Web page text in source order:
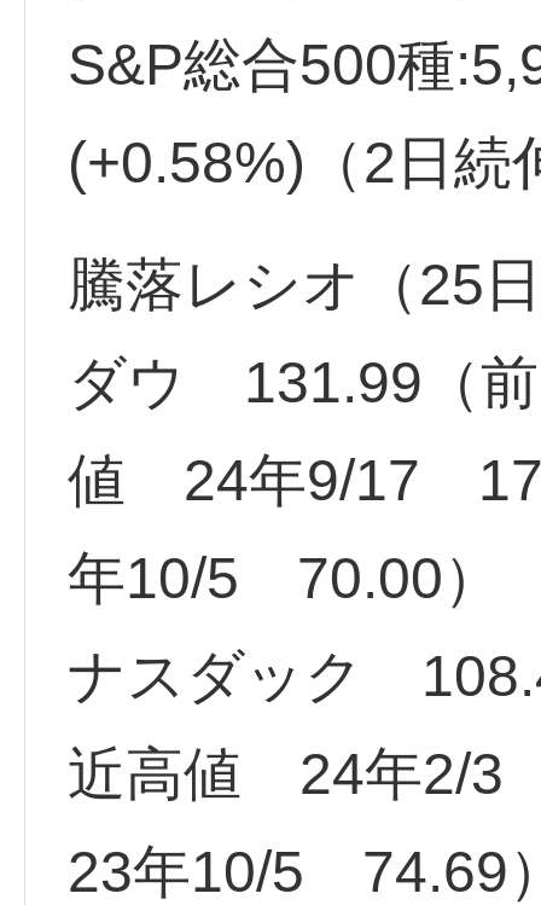
S&P総合500種
(+0.58%)（2日続
騰落レシオ（25
ダウ 131.99（
値 24年9/17
年10/5 70.00）
ナスダック
近高値 24年2/
23年10/5 74.69